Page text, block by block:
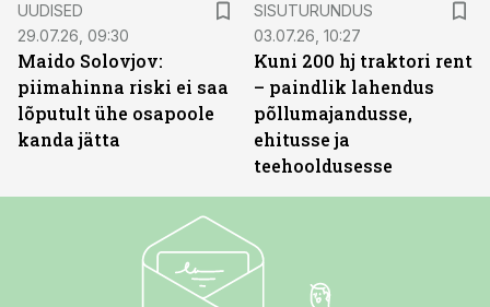
UUDISED
29.07.26, 09:30
Maido Solovjov:
piimahinna riski ei saa
lõputult ühe osapoole
kanda jätta
SISUTURUNDUS
03.07.26, 10:27
Kuni 200 hj traktori rent
– paindlik lahendus
põllumajandusse,
ehitusse ja
teehooldusesse